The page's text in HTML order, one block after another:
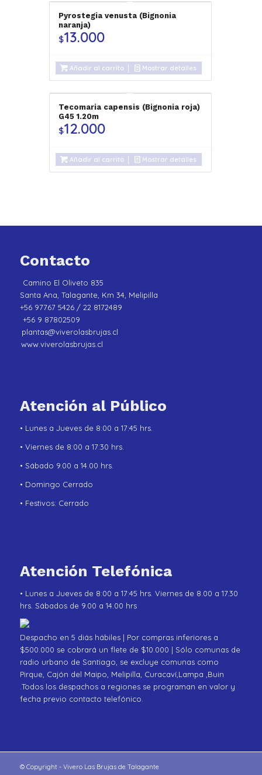
Pyrostegia venusta (Bignonia
naranja)
$13.000
Añadir al carrito Mostrar detalles
Tecomaria capensis (Bignonia roja)
G45 1.20m
$12.000
Añadir al carrito Mostrar detalles
Contacto
Camino El Oliveto 835
Santa Ana, Talagante, Km 34, Melipilla
+56 97767 5426 / 22 8172489
+56 9 87802509
plantas@viverolasbrujas.cl
www.viverolasbrujas.cl
Atención al Público
• Lunes a Jueves de 8:00 a 17:45 hrs.
• Viernes de 8:00 a 17:30 hrs.
• Sábado 9.00 a 14.00 hrs.
• Domingo Cerrado
• Festivos: Cerrado
Atención Telefónica
• Lunes a Jueves de 8:00 a 17:45 hrs. Viernes de 8.00 a 17.30
hrs. Sábados de 9.00 a 14.00 hrs
Despacho en 5 diás hábiles | Por compras inferiores a
$500.000 se cobrará un flete de $10.000 | Sólo comunas de
radio urbano de Santiago, se excluye comunas como
Pirque, Cajón del Maipo, Melipilla, Curacaví,Lampa ,Buin
.Todos los despachos a regiones se programan en valor y
fecha previo contacto telefónico.
© Copyright - Vivero Las Brujas de Talagante